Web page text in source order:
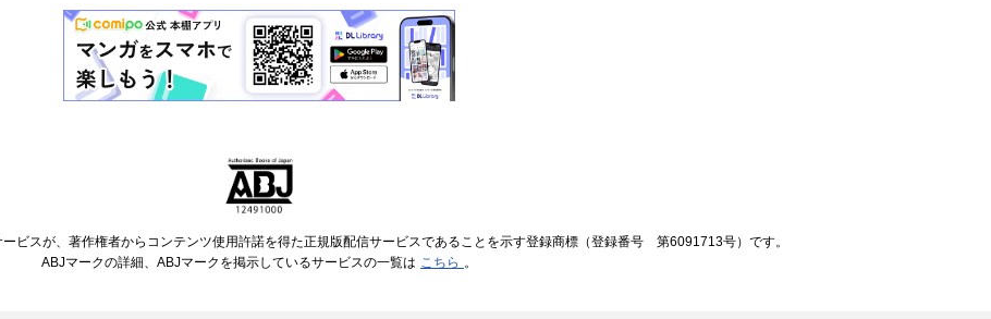
ビスが、著作権者からコンテンツ使用許諾を得た正規版配信サービスであることを示す登録商標（登録番号 第6091713号）です。
ABJマークの詳細、ABJマークを掲示しているサービスの一覧は こちら 。